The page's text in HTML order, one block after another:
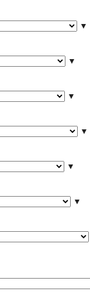
▼
▼
▼
▼
▼
▼